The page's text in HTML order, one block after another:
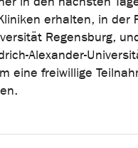
erhalten, in der
Regensburg,
Alexander-
eine freiwillige